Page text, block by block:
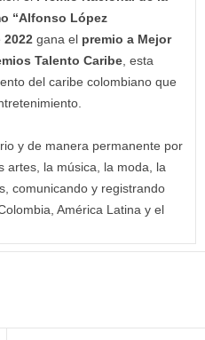
“Alfonso López
2022 gana el premio a Mejor
Talento Caribe , esta
del caribe colombiano que
y de manera permanente por
artes, la música, la moda, la
comunicando y registrando
América Latina y el